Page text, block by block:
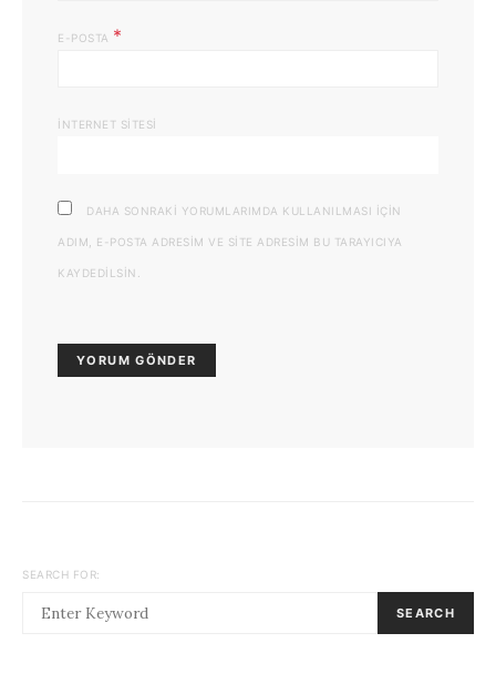
E-POSTA *
İNTERNET SITESI
DAHA SONRAKI YORUMLARIMDA KULLANILMASI IÇIN
ADIM, E-POSTA ADRESIM VE SITE ADRESIM BU TARAYICIYA
KAYDEDILSIN.
SEARCH FOR:
SEARCH